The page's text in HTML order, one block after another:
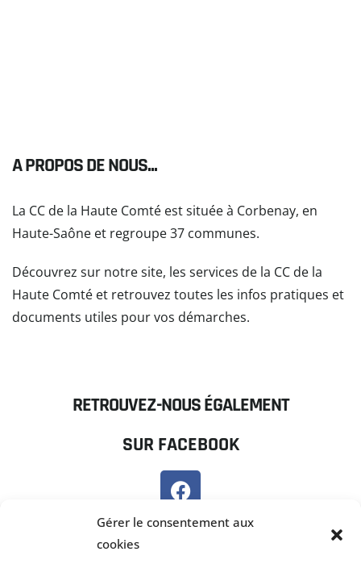
Gérer le consentement aux
cookies
A PROPOS DE NOUS...
La CC de la Haute Comté est située à Corbenay, en
Haute-Saône et regroupe 37 communes.
Découvrez sur notre site, les services de la CC de la
Haute Comté et retrouvez toutes les infos pratiques et
documents utiles pour vos démarches.
RETROUVEZ-NOUS ÉGALEMENT
SUR FACEBOOK
SUR PANNEAU POCKET